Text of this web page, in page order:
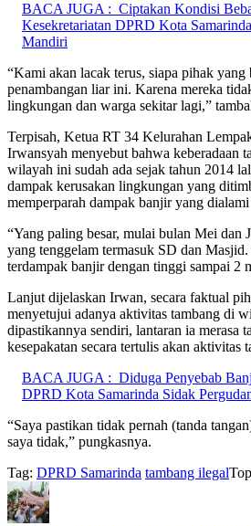
BACA JUGA : Ciptakan Kondisi
Kesekretariatan DPRD Kota
Mandiri
“Kami akan lacak terus, siapa pihak
penambangan liar ini. Karena mereka
lingkungan dan warga sekitar lagi,”
Terpisah, Ketua RT 34 Kelurahan
Irwansyah menyebut bahwa keberadaan
wilayah ini sudah ada sejak tahun 2014
dampak kerusakan lingkungan yang
memperparah dampak banjir yang
“Yang paling besar, mulai bulan Mei dan
yang tenggelam termasuk SD dan
terdampak banjir dengan tinggi sampai 2
Lanjut dijelaskan Irwan, secara faktual
menyetujui adanya aktivitas tambang di
dipastikannya sendiri, lantaran ia merasa
kesepakatan secara tertulis akan aktivitas
BACA JUGA : Diduga Penyebab
DPRD Kota Samarinda Sidak
“Saya pastikan tidak pernah (tanda
saya tidak,” pungkasnya.
Tag: DPRD Samarinda tambang ilegal